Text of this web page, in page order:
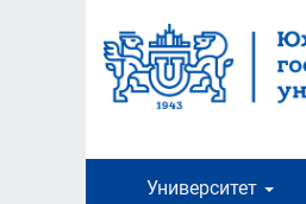
содержанию
Университет